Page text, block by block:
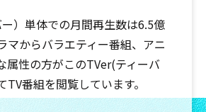
）単体での月間再生数は6.5億
マからバラエティー番組、アニ
属性の方がこのTVer(ティーバ
TV番組を閲覧しています。